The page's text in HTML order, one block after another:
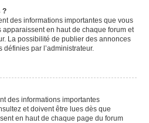
?
des informations importantes que vous
en haut de chaque forum et
La possibilité de publier des annonces
par l’administrateur.
des informations importantes
et doivent être lues dès que
en haut de chaque page du forum